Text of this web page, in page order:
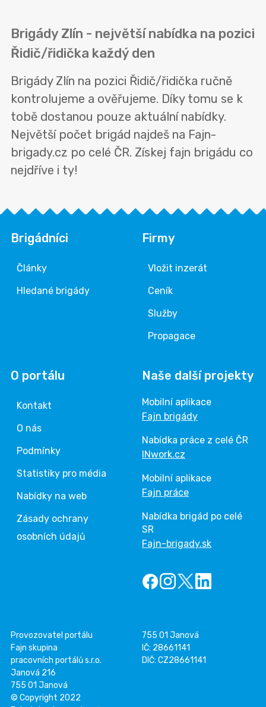
Brigády Zlín - největší nabídka na pozici
Řidič/řidička každý den
Brigády Zlín na pozici Řidič/řidička ručně
kontrolujeme a ověřujeme. Díky tomu se k
tobě dostanou pouze aktuální nabídky.
Největší počet brigád najdeš na Fajn-
brigady.cz po celé ČR. Získej fajn brigádu co
nejdříve i ty!
Brigádníci
Články
Hledané brigády
Firmy
Vložit inzerát
Ceník
Služby
Propagace
O portálu
Kontakt
O nás
Podmínky
Statistiky pro média
Nabídky na web
Zásady ochrany
osobních údajů
Naše další projekty
Mobilní aplikace
Fajn brigády
Nabídka práce z celé ČR
INwork.cz
Mobilní aplikace
Fajn práce
Nabídka brigád po celé
SR
Fajn-brigady.sk
Provozovatel portálu
Fajn skupina
pracovních portálů s.r.o.
Janová 216
755 01 Janová
755 01 Janová
IČ: 28661141
DIČ: CZ28661141
© Copyright 2022